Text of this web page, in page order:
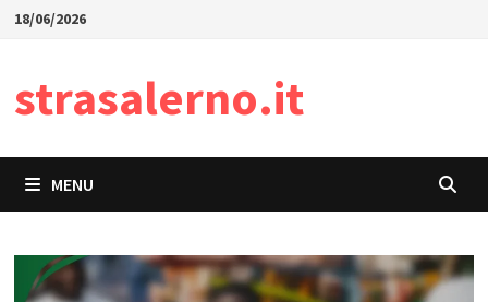
Skip18/06/2026
strasalerno.it
MENU